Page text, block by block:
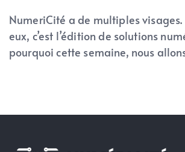
NumeriCité a de multiples visages.
eux, c’est l’édition de solutions
pourquoi cette semaine, nous